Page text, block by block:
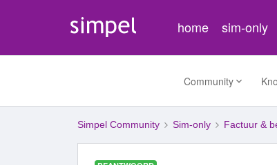
home sim-only
Community
Simpel Community Sim-only Factuur &